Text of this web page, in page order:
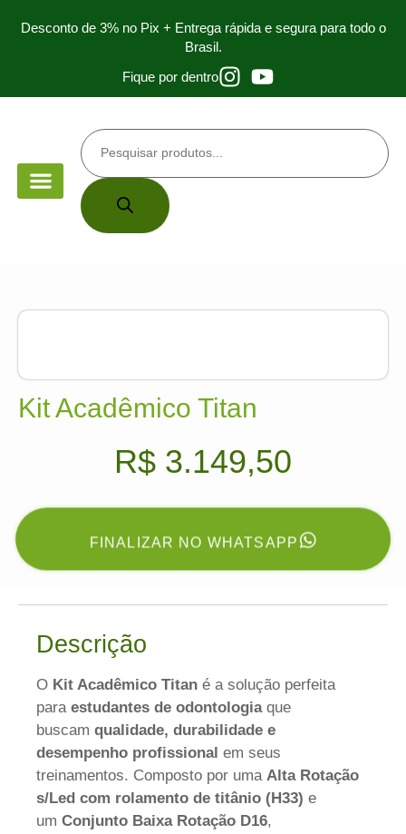
Desconto de 3% no Pix + Entrega rápida e segura para todo o
Brasil.
Fique por dentro
Kit Acadêmico Titan
R$ 3.149,50
FINALIZAR NO WHATSAPP
Descrição
O Kit Acadêmico Titan é a solução perfeita
para estudantes de odontologiaque
buscam qualidade, durabilidade e
desempenho profissional em seus
treinamentos. Composto por uma Alta Rotação
s/Led com rolamento de titânio (H33) e
um Conjunto Baixa Rotação D16,